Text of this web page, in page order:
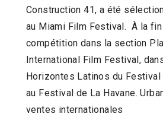
Construction 41, a été
au Miami Film Festival. À la
compétition dans la section
International Film Festival,
Horizontes Latinos du
au Festival de La Havane.
ventes internationales